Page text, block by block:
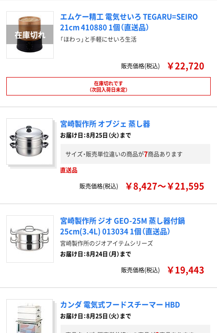
エムケー精工 電気せいろ TEGARU=SEIRO
21cm 410880 1個（直送品）
「ほわっ」と手軽にせいろ生活
販売価格(税込) ￥22,720
在庫切れです
（次回入荷日未定）
宮崎製作所 オブジェ 蒸し器
お届け日：8月25日（火）まで
サイズ・販売単位違いの商品が7商品あります
直送品
販売価格(税込)
￥8,427～￥21,595
宮崎製作所 ジオ GEO-25M 蒸し器付鍋
25cm(3.4L) 013034 1個（直送品）
宮崎製作所のジオアイテムシリーズ
お届け日：8月24日（月）まで
販売価格(税込)
￥19,443
カンダ 電気式フードスチーマー HBD
お届け日：8月25日（火）まで